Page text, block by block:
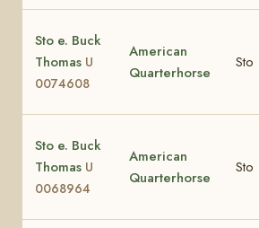
Sto e. Buck
Thomas U
0074608
American
Quarterhorse
Sto
Sto e. Buck
Thomas U
0068964
American
Quarterhorse
Sto